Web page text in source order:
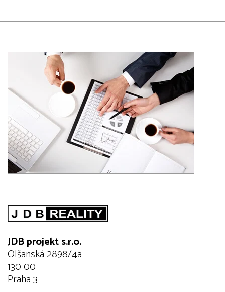
JDB projekt s.r.o.
Olšanská 2898/4a
130 00
Praha 3